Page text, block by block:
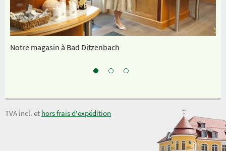
Notre magasin à Bad Ditzenbach
TVA incl. et hors frais d'expédition